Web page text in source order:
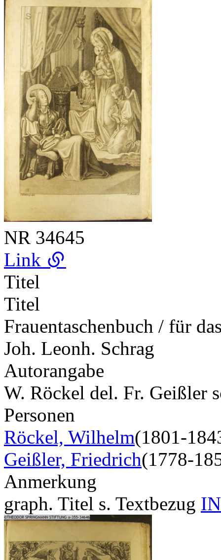
NR 34645
Link
Titel
Titel
Frauentaschenbuch / für
Joh. Leonh. Schrag
Autorangabe
W. Röckel del. Fr. Geißler
Personen
Röckel, Wilhelm(1801-
Geißler, Friedrich(1778-
Anmerkung
graph. Titel s. Textbezug